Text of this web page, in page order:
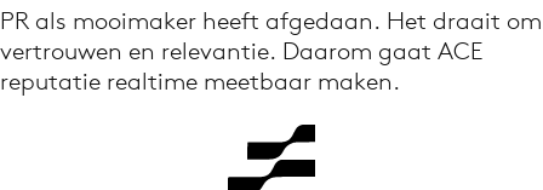
Download de app
Volg het laatste nieuws via de Adformatie
Nieuws app
PR als mooimaker heeft afgedaan. Het draait om
vertrouwen en relevantie. Daarom gaat ACE
reputatie realtime meetbaar maken.